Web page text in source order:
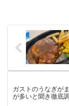
ガストのうなぎが
が多いと聞き徹底